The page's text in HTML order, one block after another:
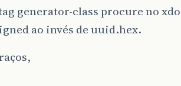
generator-class procure no
ao invés de uuid.hex.